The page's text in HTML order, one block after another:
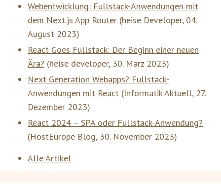
Webentwicklung: Fullstack-Anwendungen mit
dem Next.js App Router (heise Developer, 04.
August 2023)
React Goes Fullstack: Der Beginn einer neuen
Ära? (heise developer, 30. März 2023)
Next Generation Webapps? Fullstack-
Anwendungen mit React (Informatik Aktuell, 27.
Dezember 2023)
React 2024 – SPA oder Fullstack-Anwendung?
(HostEurope Blog, 30. November 2023)
Alle Artikel